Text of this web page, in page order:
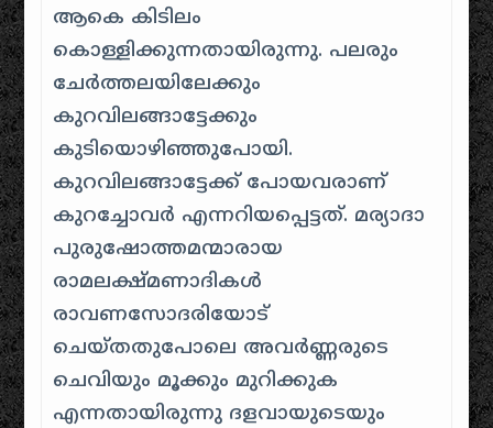
ആകെ കിടിലം
കൊള്ളിക്കുന്നതായിരുന്നു. പലരും
ചേർത്തലയിലേക്കും
കുറവിലങ്ങാട്ടേക്കും
കുടിയൊഴിഞ്ഞുപോയി.
കുറവിലങ്ങാട്ടേക്ക് പോയവരാണ്
കുറച്ചോവർ എന്നറിയപ്പെട്ടത്. മര്യാദാ
പുരുഷോത്തമന്മാരായ
രാമലക്ഷ്‌മണാദികൾ
രാവണസോദരിയോട്
ചെയ്തതുപോലെ അവർണ്ണരുടെ
ചെവിയും മൂക്കും മുറിക്കുക
എന്നതായിരുന്നു ദളവായുടെയും